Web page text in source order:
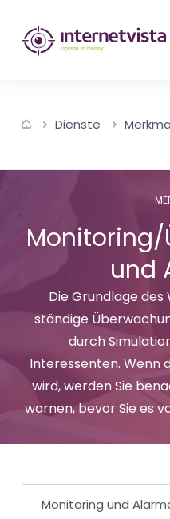
internetvista
Monitoring
von
und
Diensten
-
Uptime
Money
Dienste
und
Die Grundlage
ständige
durch
Interessenten. Wenn
wird, werden Sie
warnen, bevor Sie es